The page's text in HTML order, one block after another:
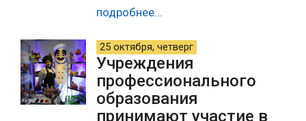
подробнее...
25 октября, четверг
Учреждения
профессионального
образования
принимают участие в